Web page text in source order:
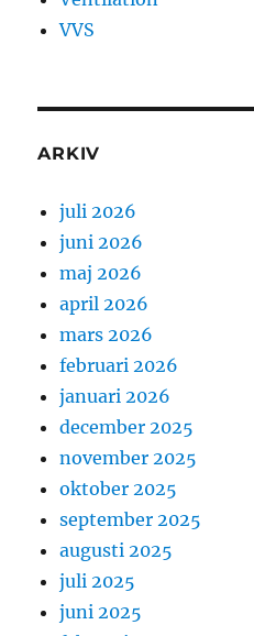
VVS
ARKIV
juli 2026
juni 2026
maj 2026
april 2026
mars 2026
februari 2026
januari 2026
december 2025
november 2025
oktober 2025
september 2025
augusti 2025
juli 2025
juni 2025